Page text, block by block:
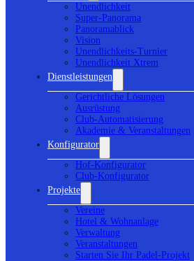
Unendlichkeit
Super-Panorama
Panoramablick
Vision
Unendlichkeits-Turnier
Unendlichkeit Xtrem
Dienstleistungen
Gerichtliche Lösungen
Ausrüstung
Club-Automatisierung
Akademie & Veranstaltungen
Konfigurator
Hof-Konfigurator
Club-Konfigurator
Projekte
Vereine
Hotel & Wohnanlage
Verwaltung
Veranstaltungen
Starten Sie Ihr Padel-Projekt